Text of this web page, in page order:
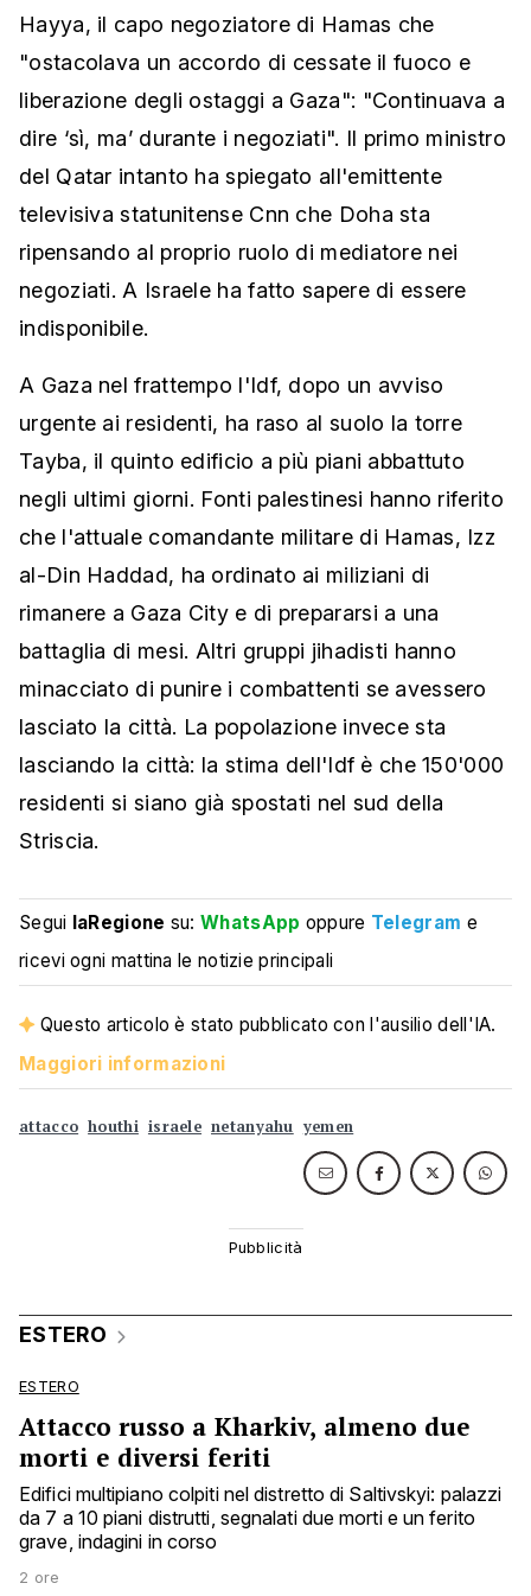
Hayya, il capo negoziatore di Hamas che
"ostacolava un accordo di cessate il fuoco e
liberazione degli ostaggi a Gaza": "Continuava a
dire ‘sì, ma’ durante i negoziati". Il primo ministro
del Qatar intanto ha spiegato all'emittente
televisiva statunitense Cnn che Doha sta
ripensando al proprio ruolo di mediatore nei
negoziati. A Israele ha fatto sapere di essere
indisponibile.
A Gaza nel frattempo l'Idf, dopo un avviso
urgente ai residenti, ha raso al suolo la torre
Tayba, il quinto edificio a più piani abbattuto
negli ultimi giorni. Fonti palestinesi hanno riferito
che l'attuale comandante militare di Hamas, Izz
al-Din Haddad, ha ordinato ai miliziani di
rimanere a Gaza City e di prepararsi a una
battaglia di mesi. Altri gruppi jihadisti hanno
minacciato di punire i combattenti se avessero
lasciato la città. La popolazione invece sta
lasciando la città: la stima dell'Idf è che 150'000
residenti si siano già spostati nel sud della
Striscia.
Segui laRegione su:WhatsApp oppure Telegram e
ricevi ogni mattina le notizie principali
Questo articolo è stato pubblicato con l'ausilio dell'IA.
Maggiori informazioni
attacco houthi israele netanyahu yemen
ESTERO
ESTERO
Attacco russo a Kharkiv, almeno due
morti e diversi feriti
Edifici multipiano colpiti nel distretto di Saltivskyi: palazzi
da 7 a 10 piani distrutti, segnalati due morti e un ferito
grave, indagini in corso
2 ore